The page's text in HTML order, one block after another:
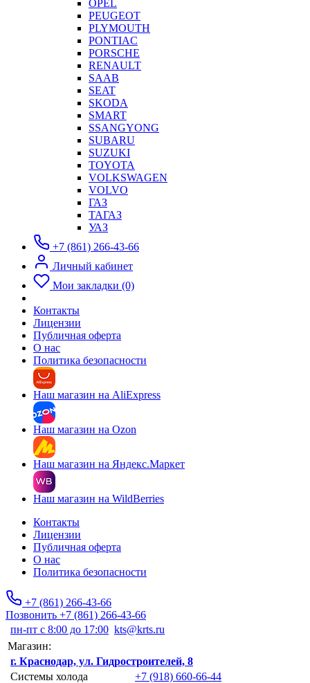
OPEL
PEUGEOT
PLYMOUTH
PONTIAC
PORSCHE
RENAULT
SAAB
SEAT
SKODA
SMART
SSANGYONG
SUBARU
SUZUKI
TOYOTA
VOLKSWAGEN
VOLVO
ГАЗ
ТАГАЗ
УАЗ
+7 (861) 266-43-66
Личный кабинет
Мои закладки (0)
Контакты
Лицензии
Публичная оферта
О нас
Политика безопасности
Наш магазин на AliExpress
Наш магазин на Ozon
Наш магазин на Яндекс.Маркет
Наш магазин на WildBerries
Контакты
Лицензии
Публичная оферта
О нас
Политика безопасности
+7 (861) 266-43-66
Позвонить +7 (861) 266-43-66
пн-пт с 8:00 до 17:00 kts@krts.ru
Магазин:
г. Краснодар, ул. Гидростроителей, 8
Системы холода
+7 (918) 660-66-44